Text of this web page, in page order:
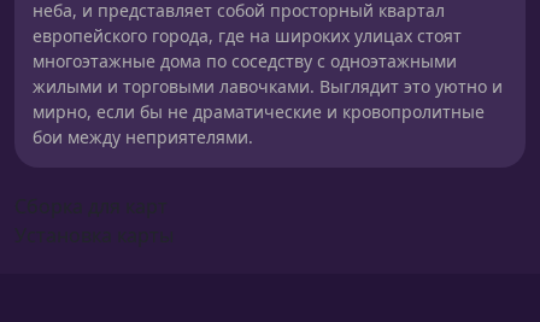
неба, и представляет собой просторный квартал
европейского города, где на широких улицах стоят
многоэтажные дома по соседству с одноэтажными
жилыми и торговыми лавочками. Выглядит это уютно и
мирно, если бы не драматические и кровопролитные
бои между неприятелями.